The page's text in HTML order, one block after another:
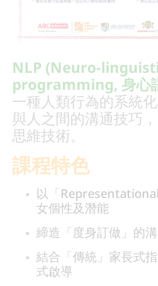
NLP (Neuro-
programming, 身心
一種人類行為的系統
與人之間的溝通技巧
思維技術。
課程特色
以「
女個性及潛能
締造「度身訂做」的
結合「傳統」家長式
式啟導